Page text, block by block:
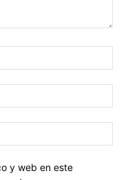
y web en este